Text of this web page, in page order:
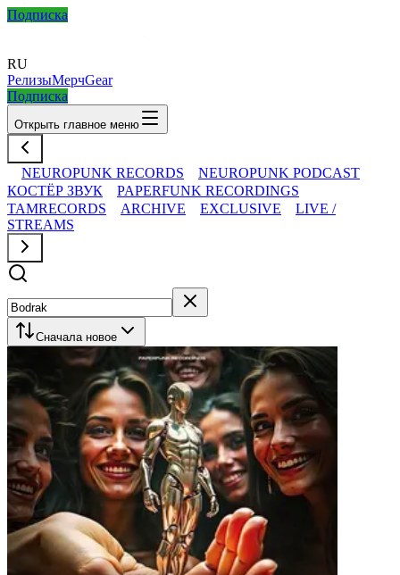
Подписка
RU
РелизыМерчGear
Подписка
Открыть главное меню
NEUROPUNK RECORDS
NEUROPUNK PODCAST
КОСТЁР ЗВУК
PAPERFUNK RECORDINGS
TAMRECORDS
ARCHIVE EXCLUSIVE
LIVE /
STREAMS
Сначала новое